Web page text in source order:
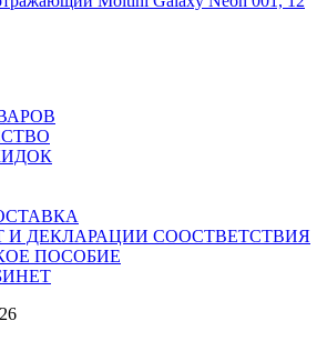
И ДЕКЛАРАЦИИ СООСТВЕТСТВИЯ
ПОСОБИЕ